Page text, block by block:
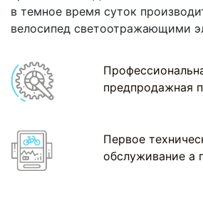
в темное время суток
велосипед светоотражающими
предпродажная
Первое
обслуживание а